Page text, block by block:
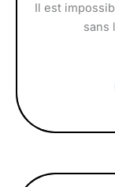
Il est
sans